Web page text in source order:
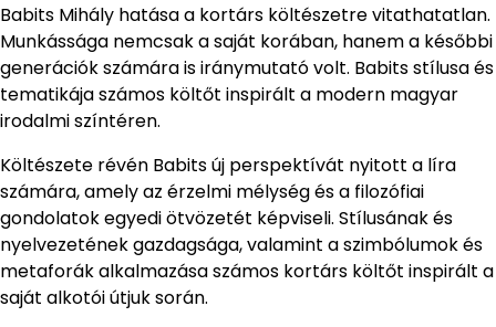
Babits Mihály hatása a kortárs költészetre vitathatatlan.
Munkássága nemcsak a saját korában, hanem a későbbi
generációk számára is iránymutató volt. Babits stílusa és
tematikája számos költőt inspirált a modern magyar
irodalmi színtéren.
Költészete révén Babits új perspektívát nyitott a líra
számára, amely az érzelmi mélység és a filozófiai
gondolatok egyedi ötvözetét képviseli. Stílusának és
nyelvezetének gazdagsága, valamint a szimbólumok és
metaforák alkalmazása számos kortárs költőt inspirált a
saját alkotói útjuk során.